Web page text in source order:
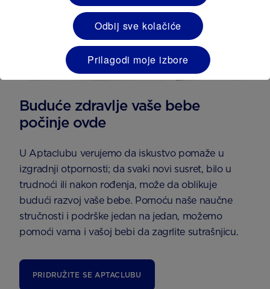
Buduće zdravlje vaše bebe
počinje ovde
U Aptaclubu verujemo da iskustvo pomaže u
izgradnji otpornosti; da svaki novi susret, bilo u
trudnoći ili nakon rođenja, može da oblikuje
budući razvoj vaše bebe. Pomoću naše naučne
stručnosti i podrške jedan na jedan, možemo
pomoći vama i vašoj bebi da zagrlite sutrašnjicu.
PRIDRUŽITE SE APTACLUBU
Odbij sve kolačiće
Prilagodi moje izbore